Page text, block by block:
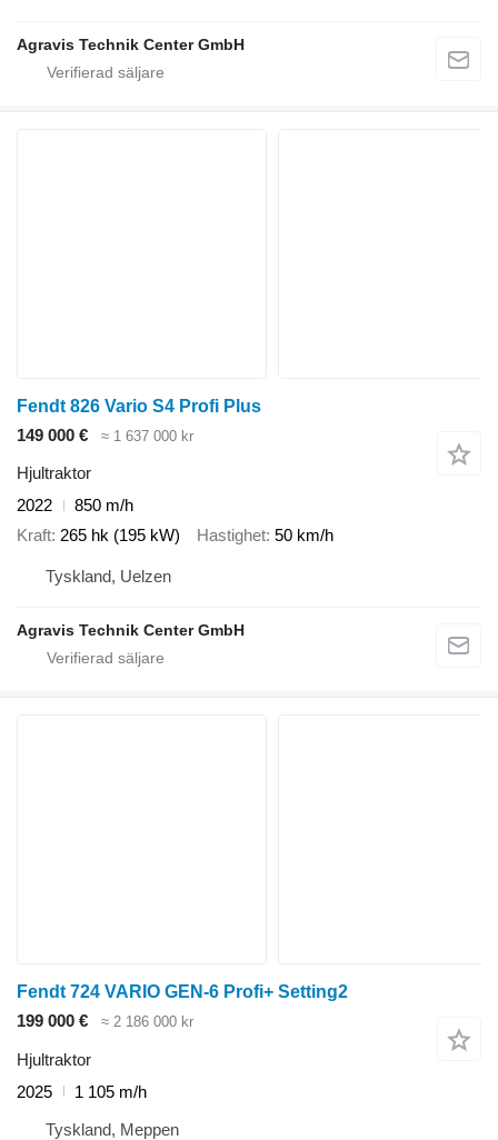
Agravis Technik Center GmbH
Fendt 826 Vario S4 Profi Plus
149 000 €
≈ 1 637 000 kr
Hjultraktor
2022
850 m/h
Kraft 265 hk (195 kW) Hastighet 50 km/h
Tyskland, Uelzen
Agravis Technik Center GmbH
Fendt 724 VARIO GEN-6 Profi+ Setting2
199 000 €
≈ 2 186 000 kr
Hjultraktor
2025
1 105 m/h
Tyskland, Meppen